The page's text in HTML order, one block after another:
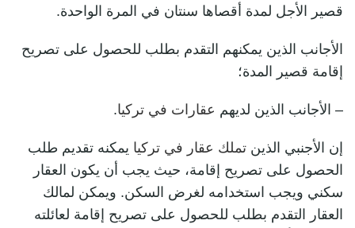
قصير الأجل لمدة أقصاها سنتان في المرة الواحدة.
الأجانب الذين يمكنهم التقدم بطلب للحصول على تصريح
إقامة قصير المدة؛
– الأجانب الذين لديهم عقارات في تركيا.
إن الأجنبي الذين تملك عقار في تركيا يمكنه تقديم طلب
الحصول على تصريح إقامة، حيث يجب أن يكون العقار
سكني ويجب استخدامه لغرض السكن. ويمكن لمالك
العقار التقدم بطلب للحصول على تصريح إقامة لعائلته